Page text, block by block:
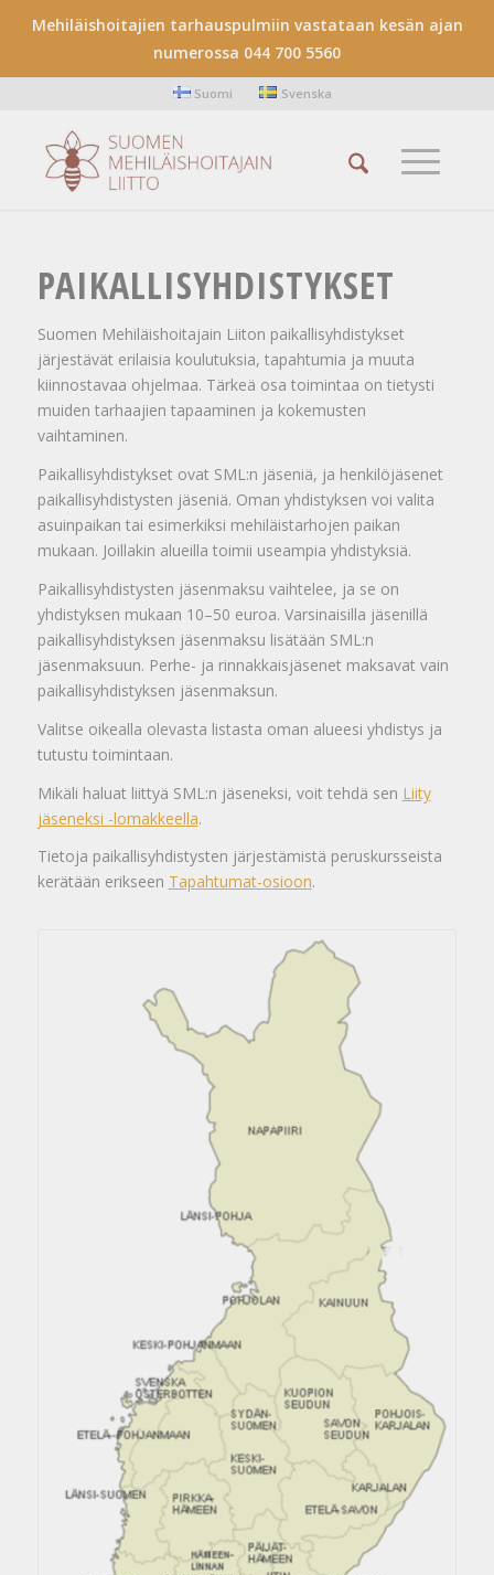
Mehiläishoitajien tarhauspulmiin vastataan kesän ajan
numerossa 044 700 5560
Suomi Svenska
PAIKALLISYHDISTYKSET
Suomen Mehiläishoitajain Liiton paikallisyhdistykset
järjestävät erilaisia koulutuksia, tapahtumia ja muuta
kiinnostavaa ohjelmaa. Tärkeä osa toimintaa on tietysti
muiden tarhaajien tapaaminen ja kokemusten
vaihtaminen.
Paikallisyhdistykset ovat SML:n jäseniä, ja henkilöjäsenet
paikallisyhdistysten jäseniä. Oman yhdistyksen voi valita
asuinpaikan tai esimerkiksi mehiläistarhojen paikan
mukaan. Joillakin alueilla toimii useampia yhdistyksiä.
Paikallisyhdistysten jäsenmaksu vaihtelee, ja se on
yhdistyksen mukaan 10–50 euroa. Varsinaisilla jäsenillä
paikallisyhdistyksen jäsenmaksu lisätään SML:n
jäsenmaksuun. Perhe- ja rinnakkaisjäsenet maksavat vain
paikallisyhdistyksen jäsenmaksun.
Valitse oikealla olevasta listasta oman alueesi yhdistys ja
tutustu toimintaan.
Mikäli haluat liittyä SML:n jäseneksi, voit tehdä sen Liity
jäseneksi -lomakkeella.
Tietoja paikallisyhdistysten järjestämistä peruskursseista
kerätään erikseen Tapahtumat-osioon.